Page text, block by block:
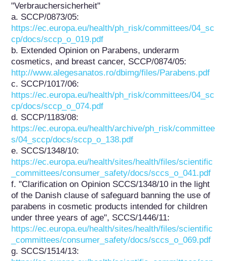
"Verbrauchersicherheit"
https://ec.europa.eu/health/ph_risk/committees/04_sc
cp/docs/sccp_o_019.pdf
b. Extended Opinion on Parabens, underarm
http://www.alegesanatos.ro/dbimg/files/Parabens.pdf
https://ec.europa.eu/health/ph_risk/committees/04_sc
cp/docs/sccp_o_074.pdf
https://ec.europa.eu/health/archive/ph_risk/committee
s/04_sccp/docs/sccp_o_138.pdf
https://ec.europa.eu/health/sites/health/files/scientific
_committees/consumer_safety/docs/sccs_o_041.pdf
f. "Clarification on Opinion SCCS/1348/10 in the light
of the Danish clause of safeguard banning the use of
parabens in cosmetic products intended for children
https://ec.europa.eu/health/sites/health/files/scientific
_committees/consumer_safety/docs/sccs_o_069.pdf